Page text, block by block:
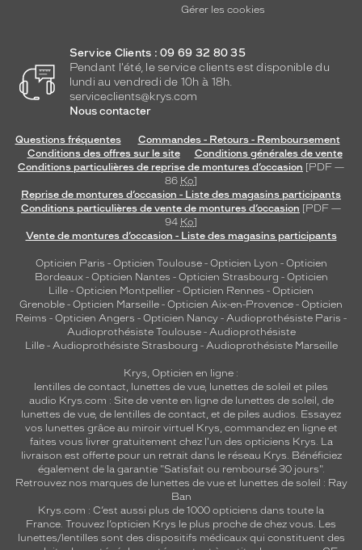
Gérer les cookies
Service Clients : 09 69 32 80 35
Pendant l'été, le service clients est disponible du
lundi au vendredi de 10h à 18h.
serviceclients@krys.com
Nous contacter
Questions fréquentes
Commandes - Retours - Remboursement
Conditions des offres sur le site
Conditions générales de vente
Conditions particulières de reprise de montures d’occasion [PDF —
86 Ko]
Reprise de montures d’occasion - Liste des magasins participants
Conditions particulières de vente de montures d’occasion [PDF —
94 Ko]
Vente de montures d’occasion - Liste des magasins participants
Opticien Paris - Opticien Toulouse- Opticien Lyon - Opticien
Bordeaux- Opticien Nantes - Opticien Strasbourg - Opticien
Lille - Opticien Montpellier - Opticien Rennes - Opticien
Grenoble - Opticien Marseille - Opticien Aix-en-Provence - Opticien
Reims - Opticien Angers - Opticien Nancy - Audioprothésiste Paris -
Audioprothésiste Toulouse- Audioprothésiste
Lille- Audioprothésiste Strasbourg - Audioprothésiste Marseille
Krys, Opticien en ligne :
lentilles de contact, lunettes de vue, lunettes de soleil et piles
audio Krys.com : Site de vente en ligne de lunettes de soleil, de
lunettes de vue, de lentilles de contact, et de piles audios. Essayez
vos lunettes grâce au miroir virtuel Krys, commandez en ligne et
faites vous livrer gratuitement chez l'un des opticiens Krys. La
livraison est offerte pour un retrait dans le réseau Krys. Bénéficiez
également de la garantie "Satisfait ou remboursé 30 jours".
Retrouvez nos marques de lunettes de vue et lunettes de soleil : Ray
Ban
Krys.com : C’est aussi plus de 1000 opticiens dans toute la
France. Trouvez l’opticien Krys le plus proche de chez vous. Les
lunettes/lentilles sont des dispositifs médicaux qui constituent des